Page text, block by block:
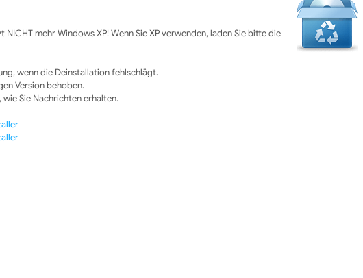
mehr Windows XP! Wenn Sie XP verwenden, laden Sie bitte die
wenn die Deinstallation fehlschlägt.
Version behoben.
Sie Nachrichten erhalten.